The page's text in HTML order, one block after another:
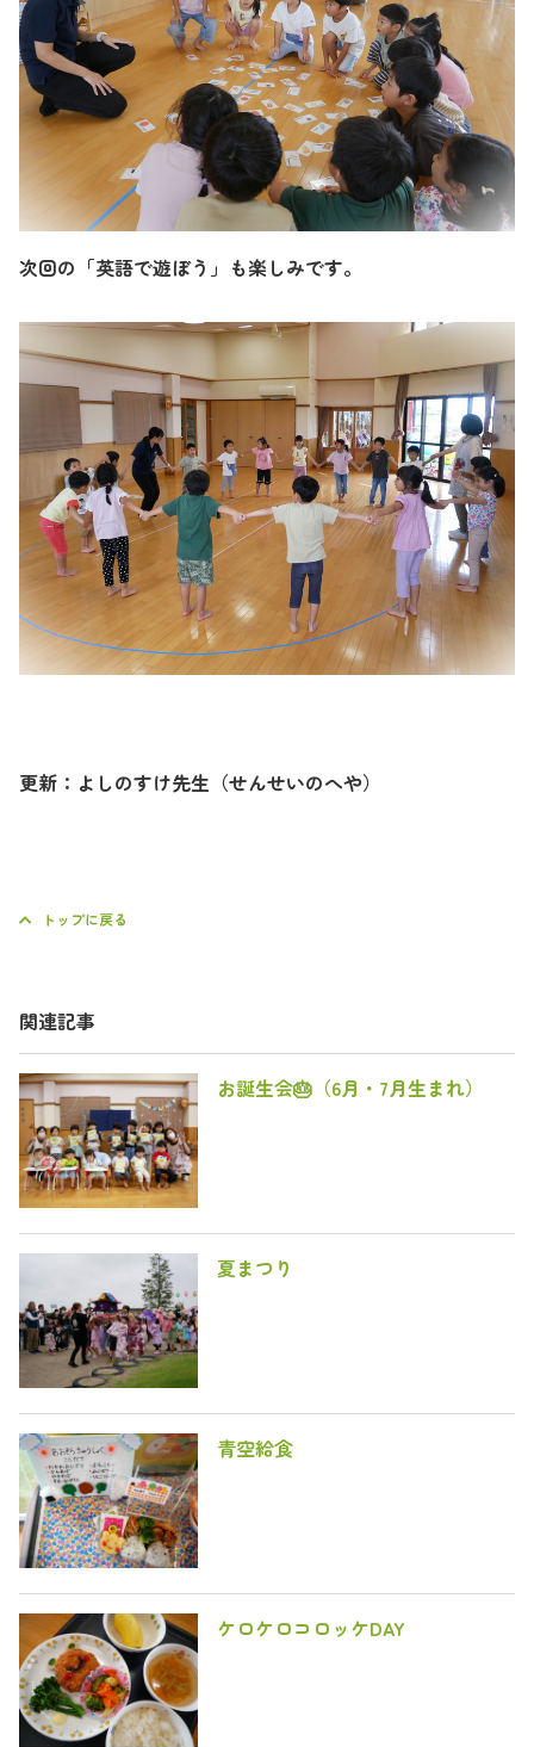
次回の「英語で遊ぼう」も楽しみです。
更新：よしのすけ先生（せんせいのへや）
トップに戻る
関連記事
お誕生会🎂（6月・7月生まれ）
夏まつり
青空給食
ケロケロコロッケDAY